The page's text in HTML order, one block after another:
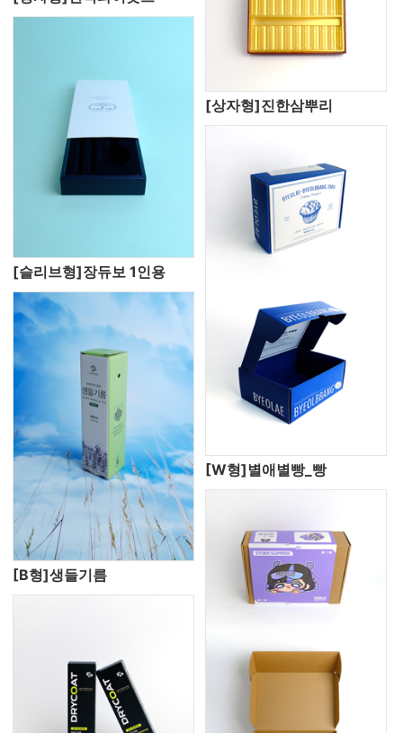
[슬리브형]장듀보 1인용
[상자형]진한삼뿌리
[B형]생들기름
[W형]별애별빵_빵